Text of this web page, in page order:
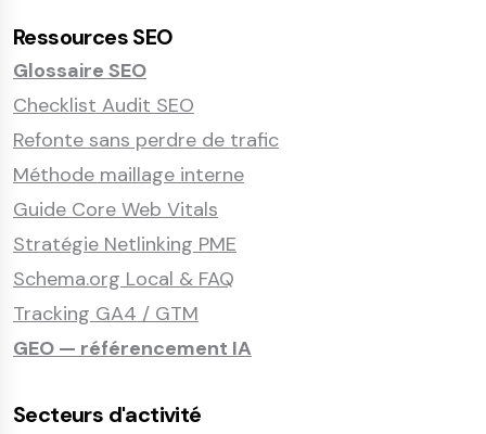
Ressources SEO
Glossaire SEO
Checklist Audit SEO
Refonte sans perdre de trafic
Méthode maillage interne
Guide Core Web Vitals
Stratégie Netlinking PME
Schema.org Local & FAQ
Tracking GA4 / GTM
GEO — référencement IA
Secteurs d'activité